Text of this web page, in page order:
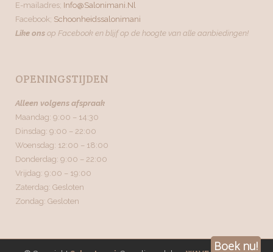
E-mailadres; Info@salonimani.nl
Facebook; Schoonheidssalonimani
Like ons op Facebook en blijf op de hoogte van alle aanbiedingen!
OPENINGSTIJDEN
Alleen volgens afspraak
Maandag: 9:00 – 14:30
Dinsdag: 9:00 – 22:00
Woensdag: 12:00 – 18:00
Donderdag: 9:00 – 22:00
Vrijdag: 9:00 – 19:00
Zaterdag: Gesloten
Zondag: Gesloten
Boek nu!